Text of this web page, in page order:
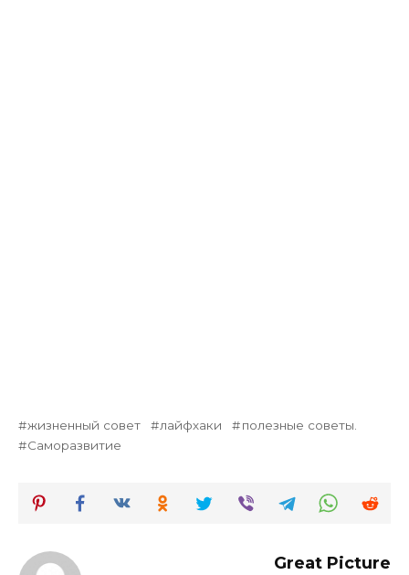
жизненный совет лайфхаки
полезные советы.
Саморазвитие
Great Picture